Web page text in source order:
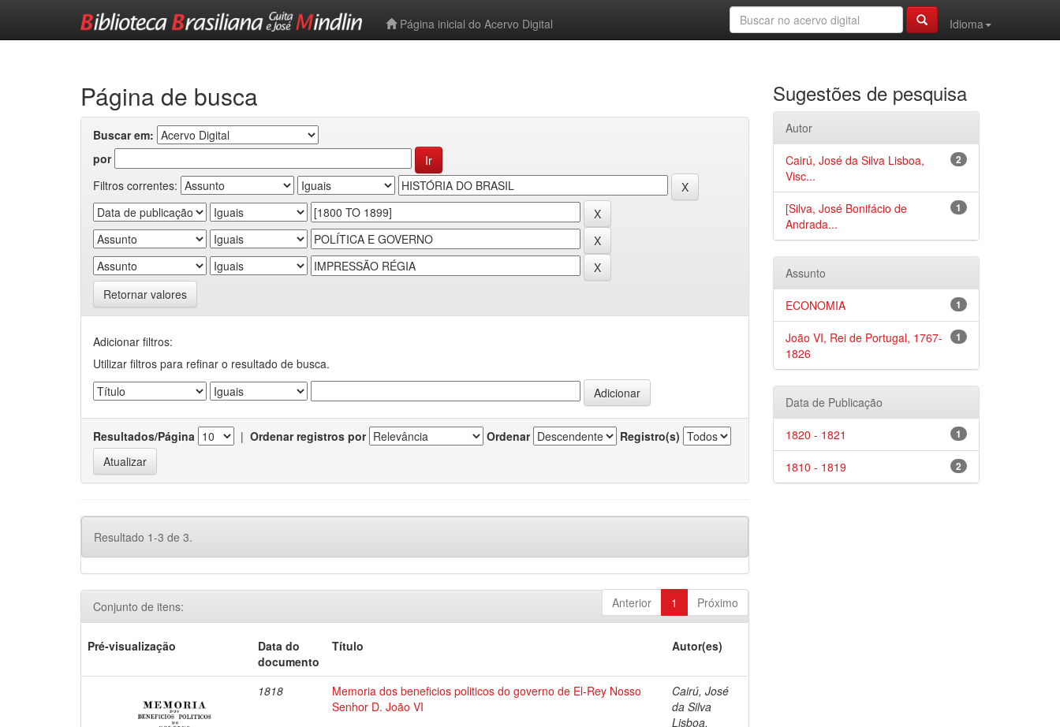
Página inicial do Acervo Digital
Idioma
Página de busca
Buscar em:
por
Filtros correntes:
Retornar valores
Adicionar filtros:
Utilizar filtros para refinar o resultado de busca.
Resultados/Página | Ordenar registros por Ordenar Registro(s)
Resultado 1-3 de 3.
Anterior 1 Próximo
Conjunto de itens:
Pré-visualização
Data do
documento
Título Autor(es)
1818
Memoria dos beneficios politicos do governo de El-Rey Nosso
Senhor D. João VI
Cairú, José
da Silva
Lisboa,
Sugestões de pesquisa
Autor
2
Cairú, José da Silva Lisboa,
Visc...
1
[Silva, José Bonifácio de
Andrada...
Assunto
1
ECONOMIA
1
João VI, Rei de Portugal, 1767-
1826
Data de Publicação
1
1820 - 1821
2
1810 - 1819